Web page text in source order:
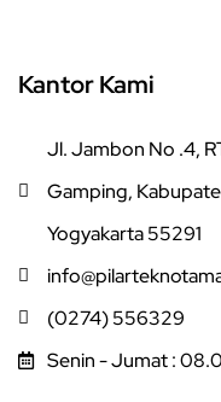
Kantor Kami
Jl. Jambon No .4,
Gamping,
Yogyakarta 55291
(0274) 556329
Senin - Jumat :